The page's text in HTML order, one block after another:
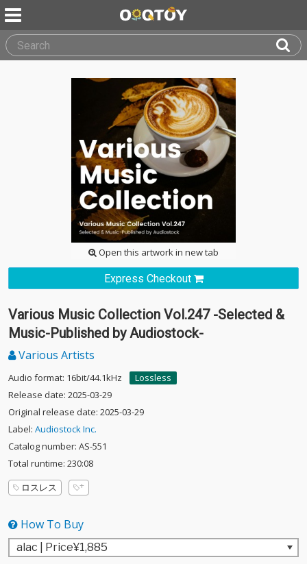
Open this artwork in new tab
Express Checkout
Various Music Collection Vol.247 -Selected &
Music-Published by Audiostock-
Various Artists
Audio format: 16bit/44.1kHz
Lossless
Release date: 2025-03-29
Original release date: 2025-03-29
Label: Audiostock Inc.
Catalog number: AS-551
Total runtime: 230:08
ロスレス
How To Buy